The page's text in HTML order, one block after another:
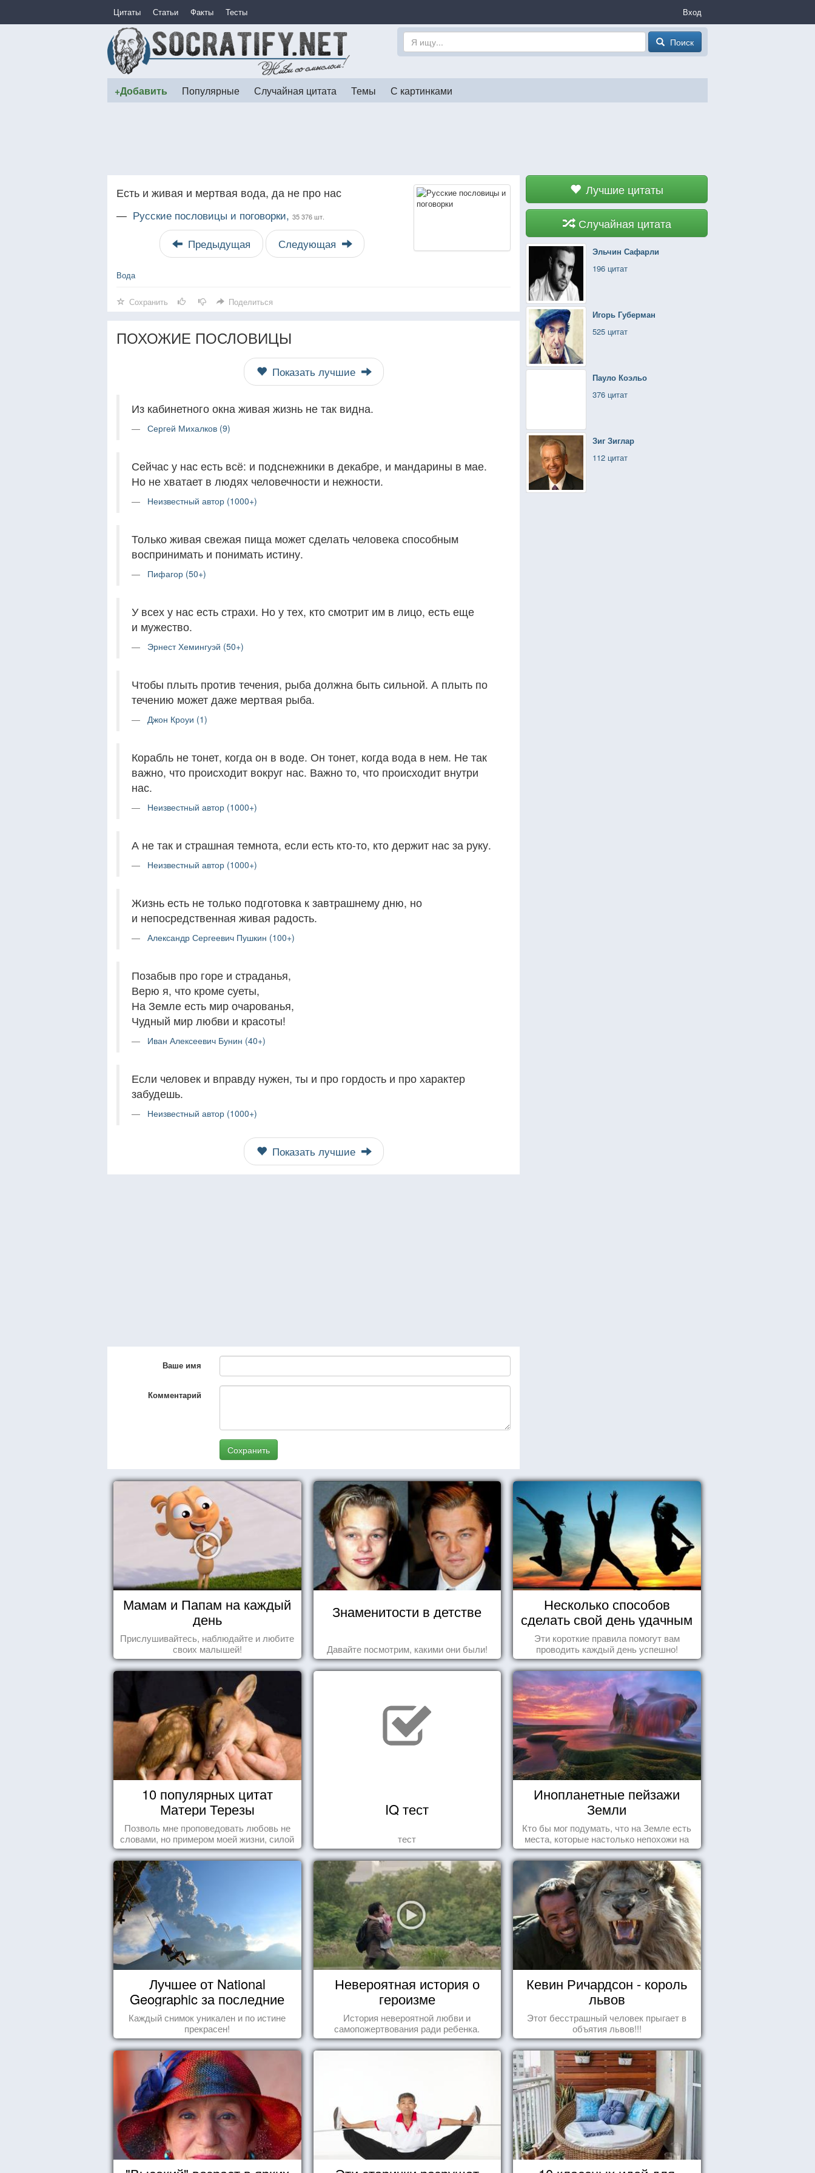
Цитаты Статьи Факты Тесты Вход
Поиск
+Добавить Популярные Случайная цитата Темы С картинками
Лучшие цитаты
Случайная цитата
Эльчин Сафарли
196 цитат
Игорь Губерман
525 цитат
Пауло Коэльо
376 цитат
Зиг Зиглар
112 цитат
Есть и живая и мертвая вода, да не про нас
— Русские пословицы и поговорки, 35 376 шт.
Предыдущая Следующая
Вода
Сохранить Поделиться
ПОХОЖИЕ ПОСЛОВИЦЫ
Показать лучшие
Из кабинетного окна живая жизнь не так видна.
Сергей Михалков (9)
Сейчас у нас есть всё: и подснежники в декабре, и мандарины в мае.
Но не хватает в людях человечности и нежности.
Неизвестный автор (1000+)
Только живая свежая пища может сделать человека способным
воспринимать и понимать истину.
Пифагор (50+)
У всех у нас есть страхи. Но у тех, кто смотрит им в лицо, есть еще
и мужество.
Эрнест Хемингуэй (50+)
Чтобы плыть против течения, рыба должна быть сильной. А плыть по
течению может даже мертвая рыба.
Джон Кроуи (1)
Корабль не тонет, когда он в воде. Он тонет, когда вода в нем. Не так
важно, что происходит вокруг нас. Важно то, что происходит внутри
нас.
Неизвестный автор (1000+)
А не так и страшная темнота, если есть кто-то, кто держит нас за руку.
Неизвестный автор (1000+)
Жизнь есть не только подготовка к завтрашнему дню, но
и непосредственная живая радость.
Александр Сергеевич Пушкин (100+)
Позабыв про горе и страданья,
Верю я, что кроме суеты,
На Земле есть мир очарованья,
Чудный мир любви и красоты!
Иван Алексеевич Бунин (40+)
Если человек и вправду нужен, ты и про гордость и про характер
забудешь.
Неизвестный автор (1000+)
Показать лучшие
Ваше имя
Комментарий
Сохранить
Мамам и Папам на каждый
день
Прислушивайтесь, наблюдайте и любите
своих малышей!
Знаменитости в детстве
Давайте посмотрим, какими они были!
Несколько способов
сделать свой день удачным
Эти короткие правила помогут вам
проводить каждый день успешно!
10 популярных цитат
Матери Терезы
Позволь мне проповедовать любовь не
словами, но примером моей жизни, силой
влечения, воодушевляющим влиянием ...
IQ тест
тест
Инопланетные пейзажи
Земли
Кто бы мог подумать, что на Земле есть
места, которые настолько непохожи на
привычные для человечества пейзажи,
что кажутся и вовсе инопланетными!
Лучшее от National
Geographic за последние
пару лет
Каждый снимок уникален и по истине
прекрасен!
Невероятная история о
героизме
История невероятной любви и
самопожертвования ради ребенка.
Кевин Ричардсон - король
львов
Этот бесстрашный человек прыгает в
объятия львов!!!